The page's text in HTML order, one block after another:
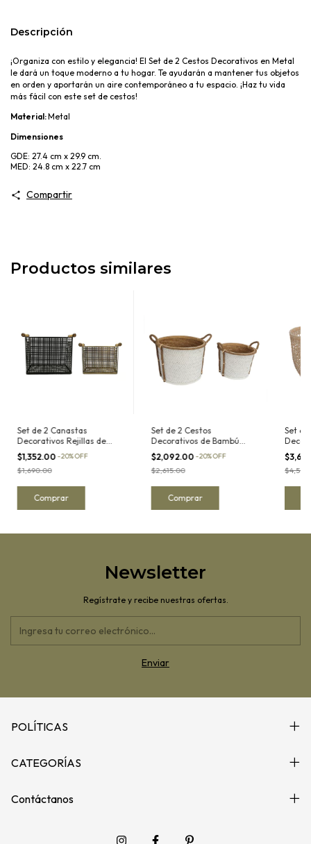
Descripción
¡Organiza con estilo y elegancia! El Set de 2 Cestos Decorativos en Metal
le dará un toque moderno a tu hogar. Te ayudarán a mantener tus objetos
en orden y aportarán un aire contemporáneo a tu espacio. ¡Haz tu vida
más fácil con este set de cestos!
Material:Metal
Dimensiones
GDE: 27.4 cm x 29.9 cm.
MED: 24.8 cm x 22.7 cm
Compartir
Productos similares
Set de 2 Canastas
Decorativos Rejillas de
Metal y Asas de Madera
$1,352.00 -20%OFF
$1,690.00
Set de 2 Cestos
Decorativos de Bambú
Tulum en Acabado Blanco
$2,092.00 -20%OFF
$2,615.00
Set
Newsletter
Regístrate y recibe nuestras ofertas.
POLÍTICAS
CATEGORÍAS
Contáctanos